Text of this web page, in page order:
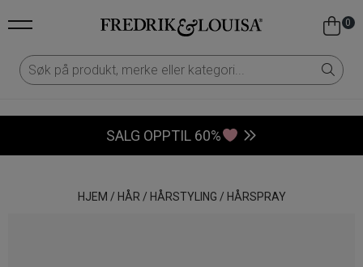
0
SALG OPPTIL 60%
HJEM / HÅR / HÅRSTYLING / HÅRSPRAY